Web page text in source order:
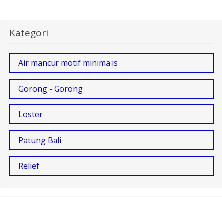
Kategori
Air mancur motif minimalis
Gorong - Gorong
Loster
Patung Bali
Relief